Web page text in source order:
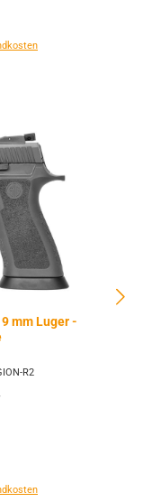
9 mm Luger -
R2